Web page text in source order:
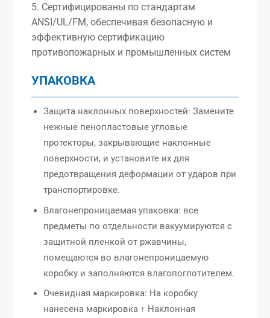
5. Сертифицированы по стандартам
ANSI/UL/FM, обеспечивая безопасную и
эффективную сертификацию
противопожарных и промышленных систем
УПАКОВКА
Защита наклонных поверхностей: Замените
нежные пенопластовые угловые
протекторы, закрывающие наклонные
поверхности, и установите их для
предотвращения деформации от ударов при
транспортировке.
Влагонепроницаемая упаковка: все
предметы по отдельности вакуумируются с
защитной пленкой от ржавчины,
помещаются во влагонепроницаемую
коробку и заполняются влагопоглотителем.
Очевидная маркировка: На коробку
нанесена маркировка ↑ Наклонная